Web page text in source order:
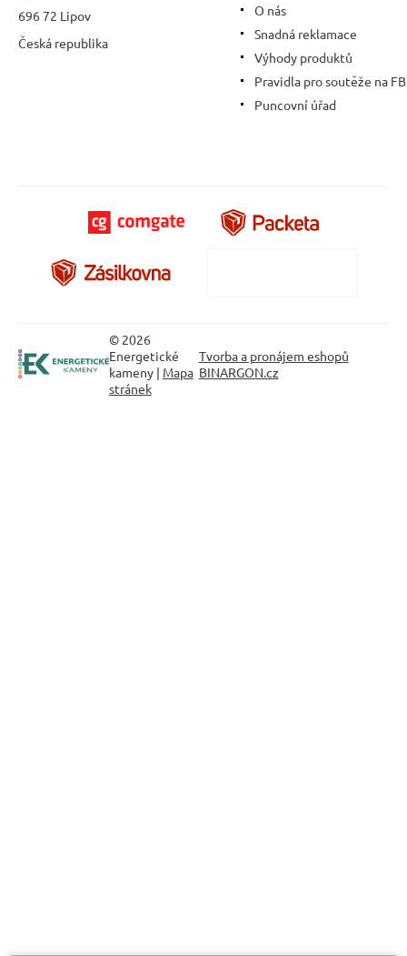
696 72 Lipov
Česká republika
O nás
Snadná reklamace
Výhody produktů
Pravidla pro soutěže na FB
Puncovní úřad
© 2026
Energetické
kameny | Mapa
stránek
Tvorba a pronájem eshopů
BINARGON.cz